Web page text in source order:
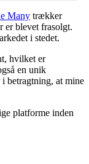
Many trækker
er blevet frasolgt.
i stedet.
hvilket er
en unik
betragtning, at mine
platforme inden